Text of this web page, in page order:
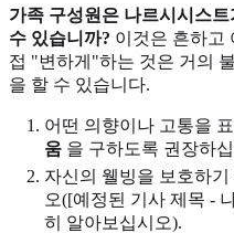
가족 구성원은 나르시시스
수 있습니까? 이것은 흔하고
접 "변하게"하는 것은 거의
을 할 수 있습니다.
어떤 의향이나 고통을
움 을 구하도록 권장하
자신의 웰빙을 보호하
오([예정된 기사 제목 -
히 알아보십시오).